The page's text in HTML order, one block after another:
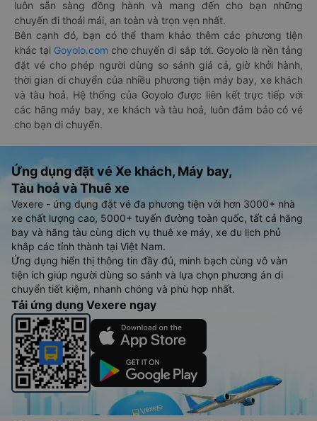
luôn sẵn sàng đồng hành và mang đến cho bạn những
chuyến đi thoải mái, an toàn và trọn vẹn nhất.
Bên cạnh đó, bạn có thể tham khảo thêm các phương tiện
khác tại Goyolo.com cho chuyến đi sắp tới. Goyolo là nền tảng
đặt vé cho phép người dùng so sánh giá cả, giờ khởi hành,
thời gian di chuyển của nhiều phương tiện máy bay, xe khách
và tàu hoả. Hệ thống của Goyolo được liên kết trực tiếp với
các hãng máy bay, xe khách và tàu hoả, luôn đảm bảo có vé
cho bạn di chuyển.
Ứng dụng đặt vé Xe khách, Máy bay,
Tàu hoả và Thuê xe
Vexere - ứng dụng đặt vé đa phương tiện với hơn 3000+ nhà
xe chất lượng cao, 5000+ tuyến đường toàn quốc, tất cả hãng
bay và hãng tàu cùng dịch vụ thuê xe máy, xe du lịch phủ
khắp các tỉnh thành tại Việt Nam.
Ứng dụng hiển thị thông tin đầy đủ, minh bạch cùng vô vàn
tiện ích giúp người dùng so sánh và lựa chọn phương án di
chuyển tiết kiệm, nhanh chóng và phù hợp nhất.
Tải ứng dụng Vexere ngay